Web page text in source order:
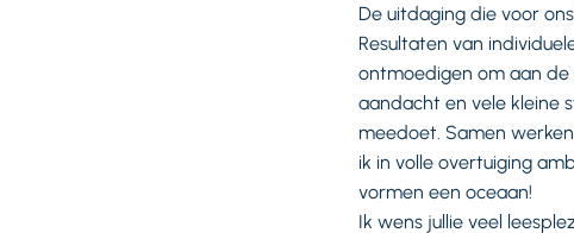
De uitdaging die voor
Resultaten van
ontmoedigen om aan
aandacht en vele kleine
meedoet. Samen
ik in volle overtuiging
vormen een oceaan!
Ik wens jullie veel